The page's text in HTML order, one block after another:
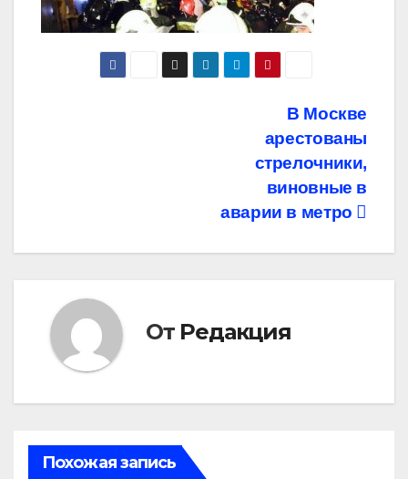
В Москве
арестованы
стрелочники,
виновные в
аварии в метро
От Редакция
Похожая запись